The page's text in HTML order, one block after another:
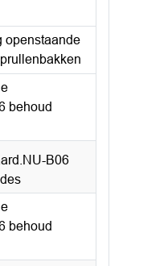
openstaande
behoud
B06
behoud